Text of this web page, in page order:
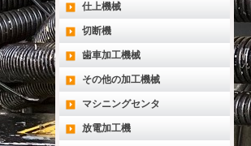
仕上機械
切断機
歯車加工機械
その他の加工機械
マシニングセンタ
放電加工機